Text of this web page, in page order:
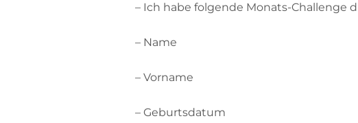
– Ich habe folgende Monats-Challenge
– Name
– Vorname
– Geburtsdatum